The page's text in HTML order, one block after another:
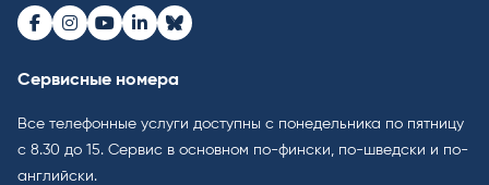
Facebook
Instagram
Youtube
LinkedInBluesky
Сервисные номера
Все телефонные услуги доступны с понедельника по пятницу
с 8.30 до 15. Cервис в основном по-фински, по-шведски и по-
английски.